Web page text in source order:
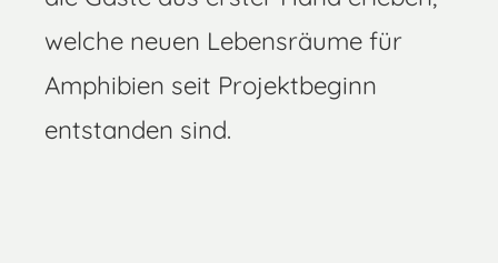
welche neuen Lebensräume für
Amphibien seit Projektbeginn
entstanden sind.